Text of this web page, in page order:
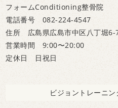
フォームConditioning整骨院
電話番号 082-224-4547
住所 広島県広島市中区八丁堀
営業時間 9:00〜20:00
定休日 日祝日
ビジョントレーニ